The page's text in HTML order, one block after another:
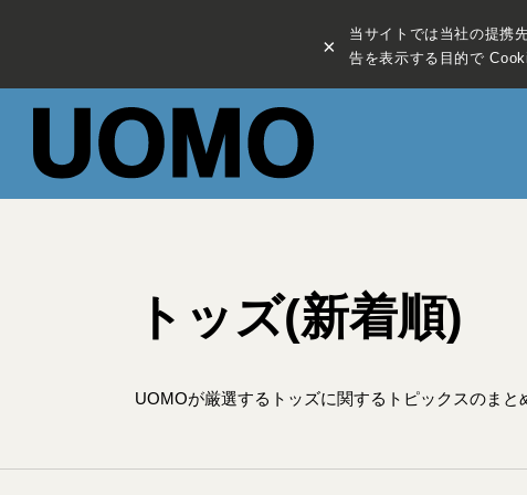
×
当サイトでは当社の提携
告を表示する目的で
トッズ(新着順)
UOMOが厳選するトッズに関するトピックスのまと